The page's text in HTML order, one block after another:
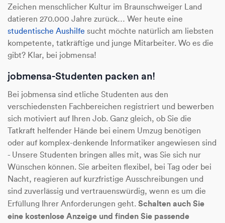
Zeichen menschlicher Kultur im Braunschweiger Land
datieren 270.000 Jahre zurück… Wer heute eine
studentische Aushilfe sucht möchte natürlich am liebsten
kompetente, tatkräftige und junge Mitarbeiter. Wo es die
gibt? Klar, bei jobmensa!
jobmensa-Studenten packen an!
Bei jobmensa sind etliche Studenten aus den
verschiedensten Fachbereichen registriert und bewerben
sich motiviert auf Ihren Job. Ganz gleich, ob Sie die
Tatkraft helfender Hände bei einem Umzug benötigen
oder auf komplex-denkende Informatiker angewiesen sind
- Unsere Studenten bringen alles mit, was Sie sich nur
Wünschen können. Sie arbeiten flexibel, bei Tag oder bei
Nacht, reagieren auf kurzfristige Ausschreibungen und
sind zuverlässig und vertrauenswürdig, wenn es um die
Erfüllung Ihrer Anforderungen geht. Schalten auch Sie
eine kostenlose Anzeige und finden Sie passende